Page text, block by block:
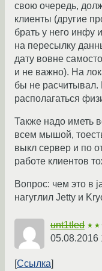
свою очередь,
клиенты (другие
брать у него инфу
на пересылку
дату вовне
и не важно). На
бы не расчитывал.
располагаться
Также надо иметь
всем мышой,
выкл сервер и по
работе клиентов
Вопрос: чем это в
нагуглил Jetty и
unt1tled
05.08.2016
Ссылка